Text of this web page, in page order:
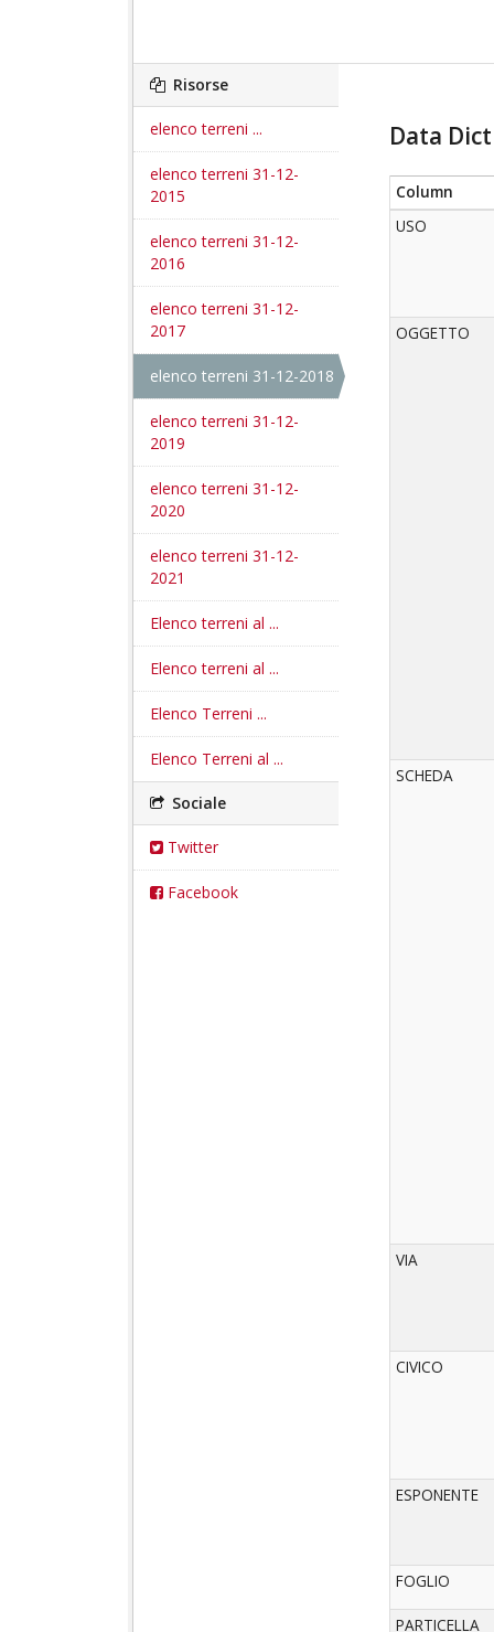
Risorse
elenco terreni ...
elenco terreni 31-12-
2015
elenco terreni 31-12-
2016
elenco terreni 31-12-
2017
elenco terreni 31-12-2018
elenco terreni 31-12-
2019
elenco terreni 31-12-
2020
elenco terreni 31-12-
2021
Elenco terreni al ...
Elenco terreni al ...
Elenco Terreni ...
Elenco Terreni al ...
Sociale
Twitter
Facebook
Data
Column
USO
OGGETTO
SCHEDA
VIA
CIVICO
ESPONENTE
FOGLIO
PARTICELLA